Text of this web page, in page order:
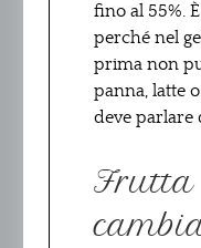
fino al 55%.
perché nel
prima non
panna, latte
deve parlare
Frutta